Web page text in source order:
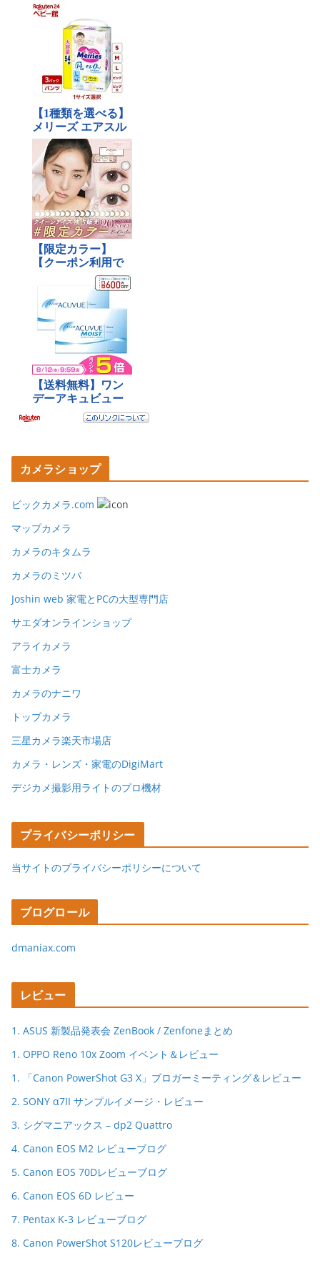
カメラショップ
ビックカメラ.com
マップカメラ
カメラのキタムラ
カメラのミツバ
Joshin web 家電とPCの大型専門店
サエダオンラインショップ
アライカメラ
富士カメラ
カメラのナニワ
トップカメラ
三星カメラ楽天市場店
カメラ・レンズ・家電のDigiMart
デジカメ撮影用ライトのプロ機材
プライバシーポリシー
当サイトのプライバシーポリシーについて
ブログロール
dmaniax.com
レビュー
1. ASUS 新製品発表会 ZenBook / Zenfoneまとめ
1. OPPO Reno 10x Zoom イベント＆レビュー
1. 「Canon PowerShot G3 X」ブロガーミーティング＆レビュー
2. SONY α7II サンプルイメージ・レビュー
3. シグマニアックス – dp2 Quattro
4. Canon EOS M2 レビューブログ
5. Canon EOS 70Dレビューブログ
6. Canon EOS 6D レビュー
7. Pentax K-3 レビューブログ
8. Canon PowerShot S120レビューブログ